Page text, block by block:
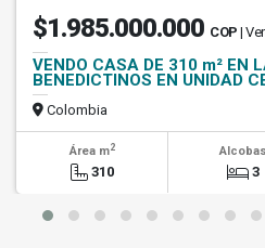
$1.985.000.000 COP |
VENDO CASA DE 310 m² EN
BENEDICTINOS EN UNIDAD
Colombia
Área m2
310
Alcobas
3